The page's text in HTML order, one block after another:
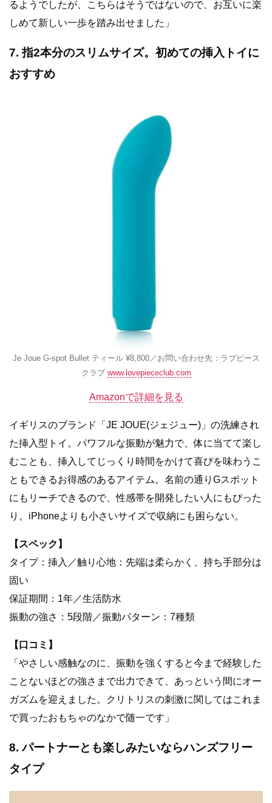
るようでしたが、こちらはそうではないので、お互いに楽
しめて新しい一歩を踏み出せました」
7. 指2本分のスリムサイズ。初めての挿入トイに
おすすめ
Je Joue G-spot Bullet ティール ¥8,800／お問い合わせ先：ラブピース
クラブ www.lovepiececlub.com
Amazonで詳細を見る
イギリスのブランド「JE JOUE(ジェジュー)」の洗練され
た挿入型トイ。パワフルな振動が魅力で、体に当てて楽し
むことも、挿入してじっくり時間をかけて喜びを味わうこ
ともできるお得感のあるアイテム。名前の通りGスポット
にもリーチできるので、性感帯を開発したい人にもぴった
り。iPhoneよりも小さいサイズで収納にも困らない。
【スペック】
タイプ：挿入／触り心地：先端は柔らかく、持ち手部分は
固い
保証期間：1年／生活防水
振動の強さ：5段階／振動パターン：7種類
【口コミ】
「やさしい感触なのに、振動を強くすると今まで経験した
ことないほどの強さまで出力できて、あっという間にオー
ガズムを迎えました。クリトリスの刺激に関してはこれま
で買ったおもちゃのなかで随一です」
8. パートナーとも楽しみたいならハンズフリー
タイプ